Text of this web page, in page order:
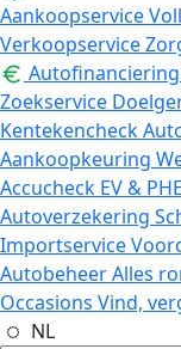
Aankoopservice
Verkoopservice
Autofinanciering
Zoekservice
Kentekencheck
Aankoopkeuring
Accucheck EV &
Autoverzekering
Importservice
AutobeheerAlles
Occasions Vind,
NL